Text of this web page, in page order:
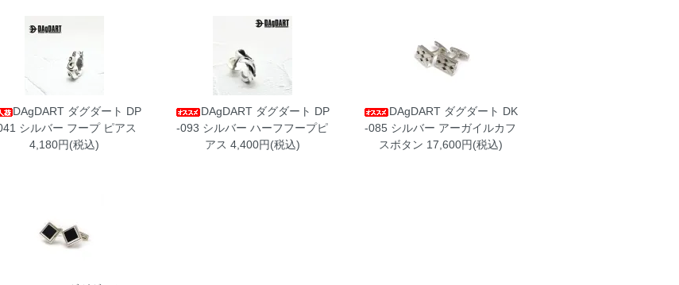
DAgDART ダグダート DP
シルバー フープ ピアス
4,180円(税込)
DAgDART ダグダート DP
-093 シルバー ハーフフープピ
アス 4,400円(税込)
DAgDART ダグダート DK
-085 シルバー アーガイルカフ
スボタン 17,600円(税込)